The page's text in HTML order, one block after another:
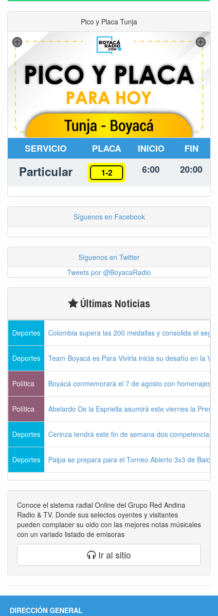
Pico y Placa Tunja
SERVICIO PLACA INICIO FIN
Particular 1-2 6:00 20:00
Síguenos en Facebook
Síguenos en Twitter
Tweets por @BoyacaRadio
Últimas Noticias
Deportes Colombia supera las 200 medallas y consolida el
Deportes Team Boyacá es Para Vivirla inicia su desafío en la
Política Boyacá conmemorará el 7 de agosto con homenajes
Política Abelardo De la Espriella asumirá este viernes la
Deportes Cerinza tendrá este fin de semana dos competencias
Deportes Paipa se prepara para el Torneo Abierto 3x3 de
Conoce el sistema radial Online del Grupo Red Andina
Radio & TV. Donde sus selectos oyentes y visitantes
pueden complacer su oido con las mejores notas músicales
con un variado listado de emisoras
Ir al sitio
DIRECCIÓN GENERAL